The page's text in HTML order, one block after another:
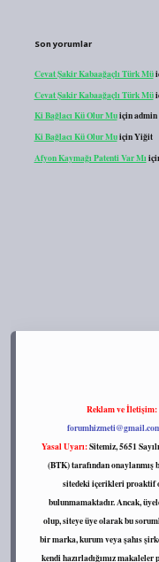
Son yorumlar
Cevat Şakir Kabaağaçlı Türk Mü
Cevat Şakir Kabaağaçlı Türk Mü
Ki Bağlacı Kü Olur Muiçinadmin
Ki Bağlacı Kü Olur MuiçinYiğit
Afyon Kaymağı Patenti Var Mı
Reklam ve İletişim:
Yasal Uyarı:Sitemiz, 5651
(BTK) tarafından onaylanmış
sitedeki içerikleri proaktif
bulunmamaktadır. Ancak,
olup, siteye üye olarak bu
bir marka, kurum veya şahıs
kendi hazırladığımız